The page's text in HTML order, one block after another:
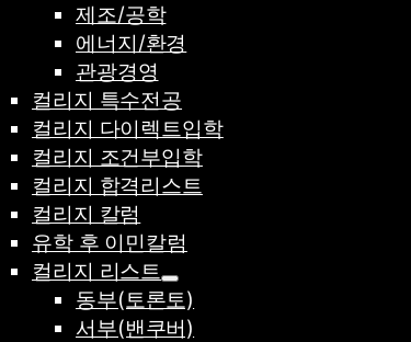
제조/공학
에너지/환경
관광경영
컬리지 특수전공
컬리지 다이렉트입학
컬리지 조건부입학
컬리지 합격리스트
컬리지 칼럼
유학 후 이민칼럼
컬리지 리스트
동부(토론토)
서부(밴쿠버)